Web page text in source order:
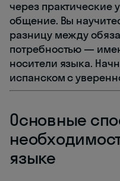
через
общение. Вы
разницу между
потребностью —
носители языка.
испанском с
Основные
языке